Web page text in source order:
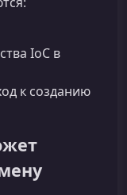
IoC в
к созданию